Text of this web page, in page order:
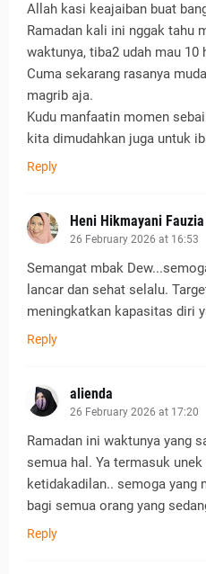
Allah kasi keajaiban buat
Ramadan kali ini nggak tahu
waktunya, tiba2 udah mau 10
Cuma sekarang rasanya
magrib aja.
Kudu manfaatin momen
kita dimudahkan juga untuk
Reply
Heni Hikmayani Fauzia
26 February 2026 at 16:53
Semangat mbak
lancar dan sehat selalu.
meningkatkan kapasitas diri
Reply
alienda
26 February 2026 at 17:20
Ramadan ini waktunya yang
semua hal. Ya termasuk
ketidakadilan.. semoga yang
bagi semua orang yang
Reply